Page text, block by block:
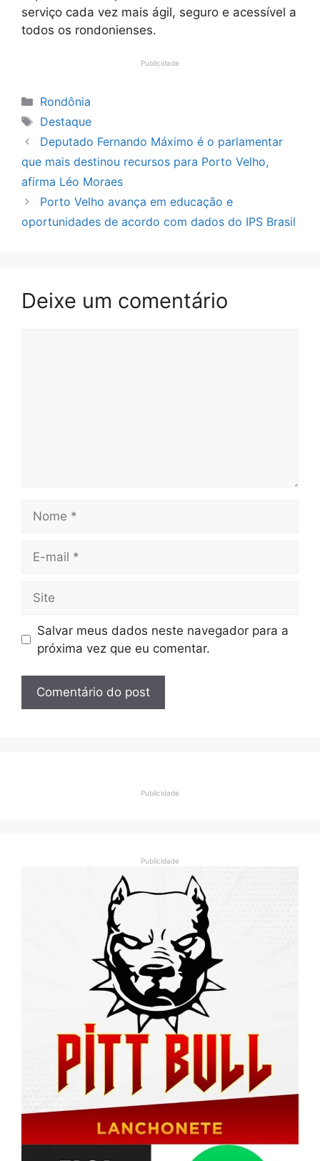
serviço cada vez mais ágil, seguro e acessível a
todos os rondonienses.
Publicidade
Categorias
Rondônia
Tags
Destaque
Deputado Fernando Máximo é o parlamentar
que mais destinou recursos para Porto Velho,
afirma Léo Moraes
Porto Velho avança em educação e
oportunidades de acordo com dados do IPS Brasil
Deixe um comentário
mail
Salvar meus dados neste navegador para a
próxima vez que eu comentar.
Publicidade
Publicidade